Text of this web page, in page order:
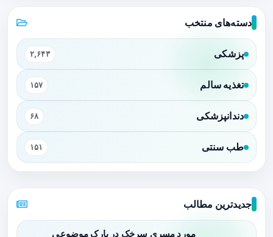
دسته‌های منتخب
پزشکی ۲,۶۴۳
تغذیه سالم ۱۵۷
دندانپزشکی ۶۸
طب سنتی ۱۵۱
جدیدترین مطالب
مورد مسری سرخک در پارک موضوعی